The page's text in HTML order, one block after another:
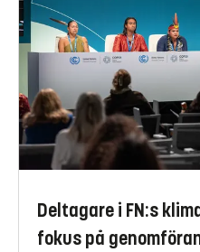
Deltagare i FN:s
fokus på